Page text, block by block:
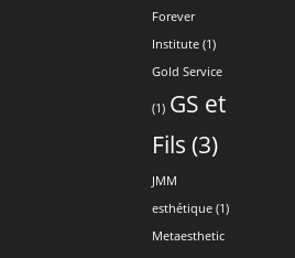
Forever
Institute (1)
Gold Service
(1) GS et
Fils (3)
JMM
esthétique (1)
Metaesthetic